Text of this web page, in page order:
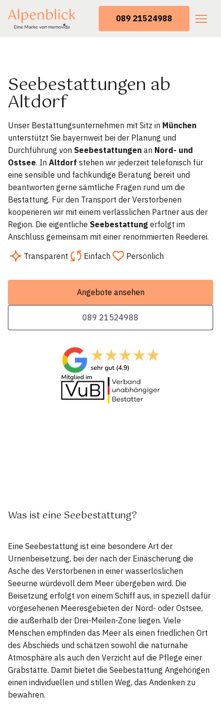
089 21524988
Seebestattungen ab
Altdorf
Unser Bestattungsunternehmen mit Sitz in München
unterstützt Sie bayernweit bei der Planung und
Durchführung von Seebestattungen an Nord- und
Ostsee. In Altdorf stehen wir jederzeit telefonisch für
eine sensible und fachkundige Beratung bereit und
beantworten gerne sämtliche Fragen rund um die
Bestattung. Für den Transport der Verstorbenen
kooperieren wir mit einem verlässlichen Partner aus der
Region. Die eigentliche Seebestattung erfolgt im
Anschluss gemeinsam mit einer renommierten Reederei.
Transparent
Einfach Persönlich
Angebote ansehen
089 21524988
Was ist eine Seebestattung?
Eine Seebestattung ist eine besondere Art der
Urnenbeisetzung, bei der nach der Einäscherung die
Asche des Verstorbenen in einer wasserlöslichen
Seeurne würdevoll dem Meer übergeben wird. Die
Beisetzung erfolgt von einem Schiff aus, in speziell dafür
vorgesehenen Meeresgebieten der Nord- oder Ostsee,
die außerhalb der Drei-Meilen-Zone liegen. Viele
Menschen empfinden das Meer als einen friedlichen Ort
des Abschieds und schätzen sowohl die naturnahe
Atmosphäre als auch den Verzicht auf die Pflege einer
Grabstätte. Damit bietet die Seebestattung Angehörigen
einen individuellen und stillen Weg, das Andenken zu
bewahren.